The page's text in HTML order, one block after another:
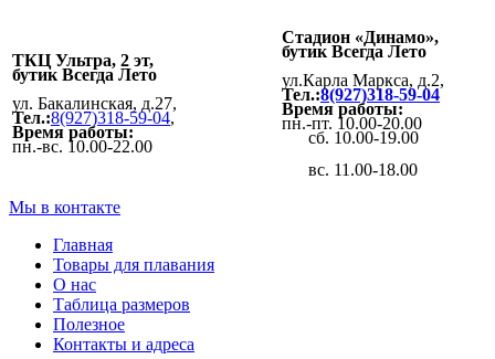
ТКЦ Ультра, 2 эт,
бутик Всегда Лето
ул. Бакалинская, д.27,
Тел.:8(927)318-59-04,
Время работы:
пн.-вс. 10.00-22.00
Стадион «Динамо»,
бутик Всегда Лето
ул.Карла Маркса, д.2,
Тел.:8(927)318-59-04
Время работы:
пн.-пт. 10.00-20.00
сб. 10.00-19.00
вс. 11.00-18.00
Мы в контакте
Главная
Товары для плавания
О нас
Таблица размеров
Полезное
Контакты и адреса